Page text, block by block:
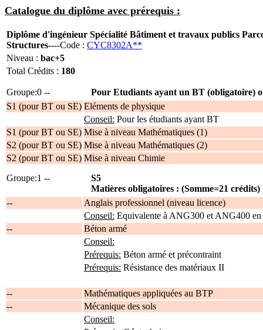
Catalogue du diplôme avec prérequis :
Diplôme d'ingénieur Spécialité Bâtiment et travaux publics
Structures----Code : CYC8302A**
Niveau : bac+5
Total Crédits : 180
Groupe:0 --
Pour Etudiants ayant un BT (obligatoire)
S1 (pour BT ou SE) Eléments de physique
Conseil: Pour les étudiants ayant BT
S1 (pour BT ou SE) Mise à niveau Mathématiques (1)
S2 (pour BT ou SE) Mise à niveau Mathématiques (2)
S2 (pour BT ou SE) Mise à niveau Chimie
Groupe:1 --
S5
Matières obligatoires : (Somme=21 crédits)
--
Anglais professionnel (niveau licence)
Conseil: Equivalente à ANG300 et ANG400
--
Béton armé
Conseil:
Prérequis: Béton armé et précontraint
Prérequis: Résistance des matériaux II
--
Mathématiques appliquées au BTP
--
Mécanique des sols
Conseil: